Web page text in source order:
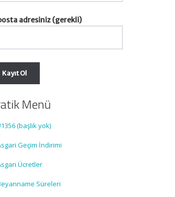
adresiniz (gerekli)
Menü
(başlık yok)
Geçim İndirimi
Ücretler
Süreleri